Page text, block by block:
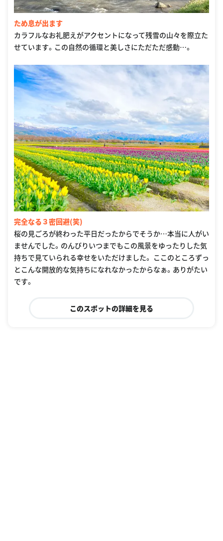
ため息が出ます
カラフルなお礼肥えがアクセントになって残雪の山々を際立た
せています。この自然の循環と美しさにただただ感動…。
完全なる３密回避(笑)
桜の見ごろが終わった平日だったからでそうか…本当に人がい
ませんでした。のんびりいつまでもこの風景をゆったりした気
持ちで見ていられる幸せをいただけました。 ここのところずっ
とこんな開放的な気持ちになれなかったからなぁ。ありがたい
です。
このスポットの詳細を見る